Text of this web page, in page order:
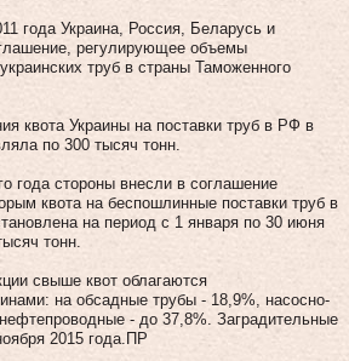
года Украина, Россия, Беларусь и
регулирующее объемы
труб в страны Таможенного
квота Украины на поставки труб в РФ в
по 300 тысяч тонн.
года стороны внесли в соглашение
квота на беспошлинные поставки труб в
на период с 1 января по 30 июня
тонн.
свыше квот облагаются
на обсадные трубы - 18,9%, насосно-
- до 37,8%. Заградительные
2015 года.ПР